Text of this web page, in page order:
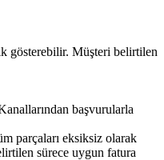
gösterebilir. Müşteri belirtilen
başvurularla
parçaları eksiksiz olarak
sürece uygun fatura